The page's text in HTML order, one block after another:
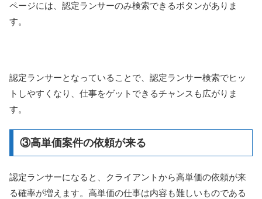
ページには、認定ランサーのみ検索できるボタンがありま
す。
認定ランサーとなっていることで、認定ランサー検索でヒッ
トしやすくなり、仕事をゲットできるチャンスも広がりま
す。
③高単価案件の依頼が来る
認定ランサーになると、クライアントから高単価の依頼が来
る確率が増えます。高単価の仕事は内容も難しいものである